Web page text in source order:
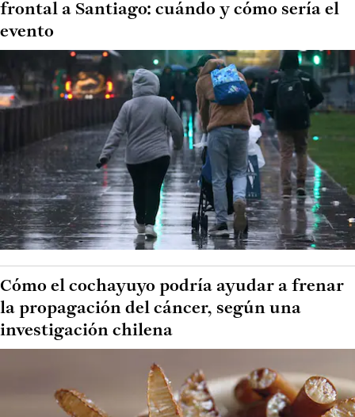
frontal a Santiago: cuándo y cómo sería el
evento
Cómo el cochayuyo podría ayudar a frenar
la propagación del cáncer, según una
investigación chilena